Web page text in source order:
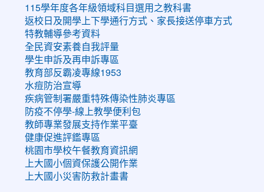
115學年度各年級領域科目選用之教科書
返校日及開學上下學通行方式、家長接送停車方式
特教輔導參考資料
全民資安素養自我評量
學生申訴及再申訴專區
教育部反霸凌專線1953
水痘防治宣導
疾病管制署嚴重特殊傳染性肺炎專區
防疫不停學-線上教學便利包
教師專業發展支持作業平臺
健康促進評鑑專區
桃園市學校午餐教育資訊網
上大國小個資保護公開作業
上大國小災害防救計畫書